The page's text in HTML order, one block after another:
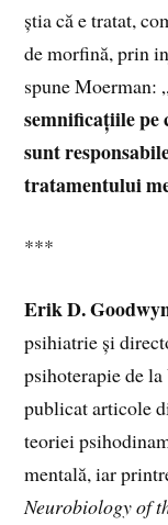
știa că e tratat,
de morfină, prin
spune Moerman: „
semnificațiile pe
sunt
tratamentului
***
Erik D.
psihiatrie și
psihoterapie de
publicat articole
teoriei
mentală, iar
Neurobiology of